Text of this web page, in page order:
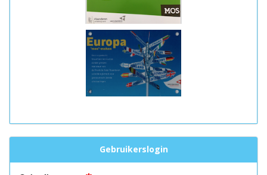
Gebruikerslogin